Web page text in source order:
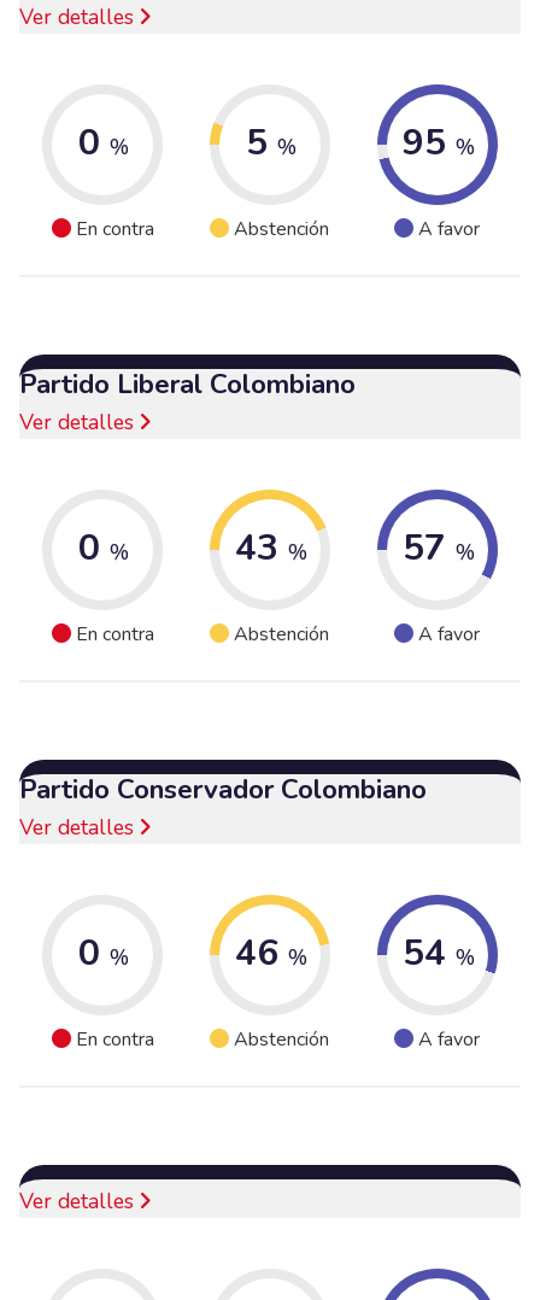
Ver detalles
0 %
En contra
5 %
Abstención
95 %
A favor
Partido Liberal Colombiano
Ver detalles
0 %
En contra
43 %
Abstención
57 %
A favor
Partido Conservador Colombiano
Ver detalles
0 %
En contra
46 %
Abstención
54 %
A favor
Ver detalles